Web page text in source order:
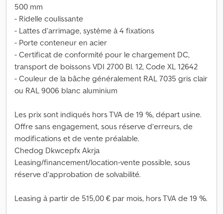
500 mm
- Ridelle coulissante
- Lattes d’arrimage, système à 4 fixations
- Porte conteneur en acier
- Certificat de conformité pour le chargement DC,
transport de boissons VDI 2700 Bl. 12, Code XL 12642
- Couleur de la bâche généralement RAL 7035 gris clair
ou RAL 9006 blanc aluminium
Les prix sont indiqués hors TVA de 19 %, départ usine.
Offre sans engagement, sous réserve d’erreurs, de
modifications et de vente préalable.
Chedog Dkwcepfx Akrja
Leasing/financement/location-vente possible, sous
réserve d’approbation de solvabilité.
Leasing à partir de 515,00 € par mois, hors TVA de 19 %.